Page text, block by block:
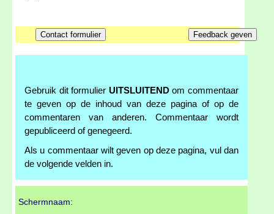
Gebruik dit formulier UITSLUITENDom commentaar
te geven op de inhoud van deze pagina of op de
commentaren van anderen. Commentaar wordt
gepubliceerd of genegeerd.
Als u commentaar wilt geven op deze pagina, vul dan
de volgende velden in.
Schermnaam: